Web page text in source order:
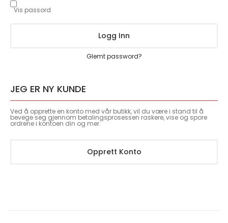
Vis passord
Logg Inn
Glemt password?
JEG ER NY KUNDE
Ved å opprette en konto med vår butikk, vil du være i stand til å
bevege seg gjennom betalingsprosessen raskere, vise og spore
ordrene i kontoen din og mer.
Opprett Konto